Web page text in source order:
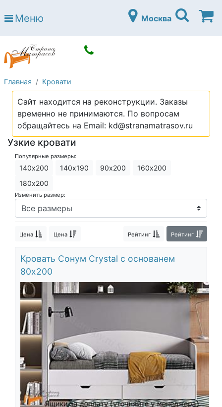
Страна матрасов
Open submenu (Матрасы)
Open submenu (Кровати)
Кровати
Open submenu (Аксессуары)
Open submenu (Диваны)
Диваны
Open submenu (Постельное белье)
Постельное белье
Open submenu (Мебель)
Мебель
Open submenu (Основания)
Основания
Open submenu (Детские матрасы)
Детские матрасы
Open submenu (Детские кровати)
Детские кровати
Open submenu (Шкафы)
Шкафы
О компании
Контакты
Доставка по городу
Меню Москва
Главная Кровати
Сайт находится на реконструкции. Заказы
временно не принимаются. По вопросам
обращайтесь на Email: kd@stranamatrasov.ru
Узкие кровати
Популярные размеры:
140х200 140х190 90х200
160х200
180х200
Изменить размер:
Цена Цена Рейтинг Рейтинг
Кровать Сонум Crystal с основанем
80х200